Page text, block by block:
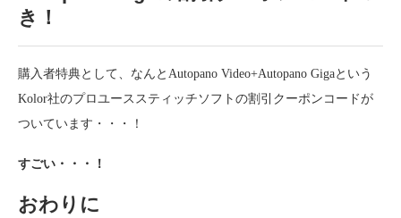
き！
購入者特典として、なんとAutopano Video+Autopano Gigaという
Kolor社のプロユーススティッチソフトの割引クーポンコードが
ついています・・・！
すごい・・・！
おわりに